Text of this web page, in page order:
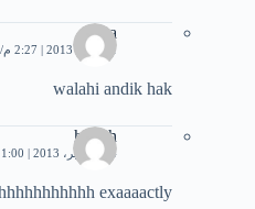
hiba
11 مايو، 2013 | 2:27 م
walahi andik hak
hiba h
24 سبتمبر، 2013 | 1:00 ص
exaaaactly